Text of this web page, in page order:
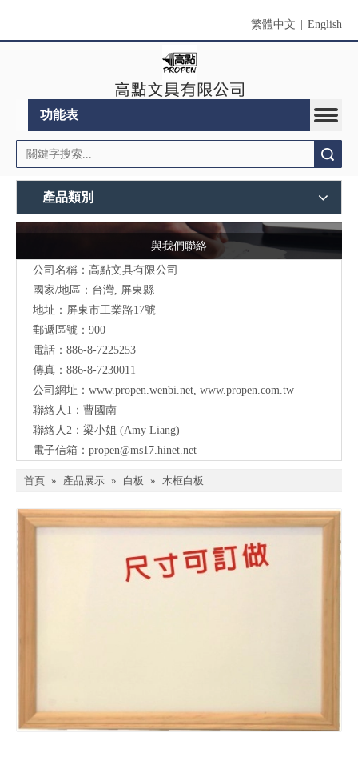
繁體中文 English
功能表
產品類別
與我們聯絡
公司名稱：高點文具有限公司
國家/地區：台灣, 屏東縣
地址： 屏東市工業路17號
郵遞區號：900
電話：886-8-7225253
傳真：886-8-7230011
公司網址： www.propen.wenbi.net www.propen.com.tw
聯絡人1：曹國南
聯絡人2：梁小姐 (Amy Liang)
電子信箱： propen@ms17.hinet.net
首頁 » 產品展示 » 白板 » 木框白板